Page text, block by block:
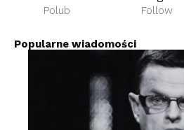
Polub Follow
Popularne wiadomości